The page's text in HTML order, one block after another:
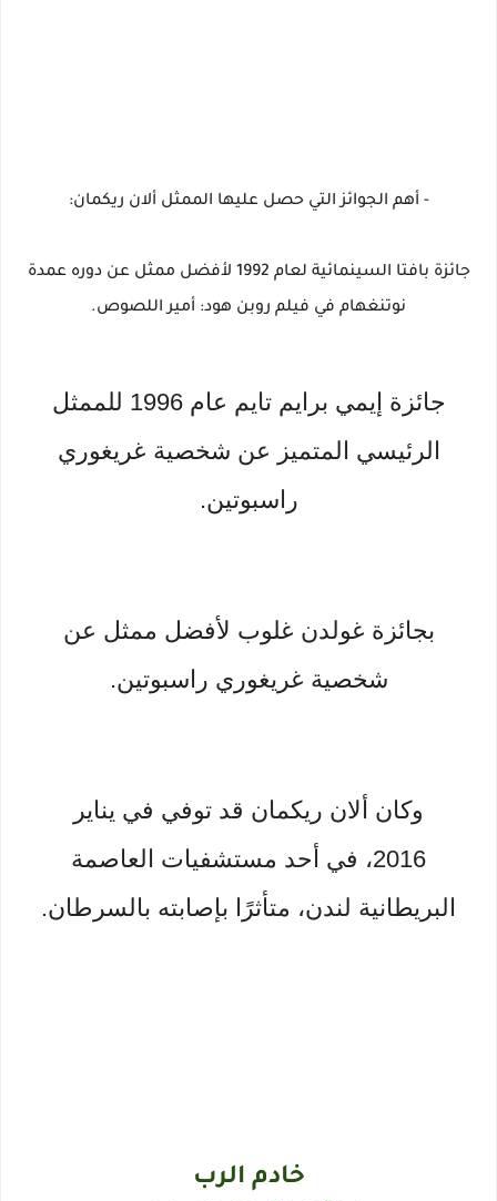
- أهم الجوائز التي حصل عليها الممثل ألان ريكمان:
جائزة بافتا السينمائية لعام 1992 لأفضل ممثل عن دوره عمدة
نوتنغهام في فيلم روبن هود: أمير اللصوص.
جائزة إيمي برايم تايم عام 1996 للممثل
الرئيسي المتميز عن شخصية غريغوري
راسبوتين.
بجائزة غولدن غلوب لأفضل ممثل عن
شخصية غريغوري راسبوتين.
وكان ألان ريكمان قد توفي في يناير
2016، في أحد مستشفيات العاصمة
البريطانية لندن، متأثرًا بإصابته بالسرطان.
خادم الرب